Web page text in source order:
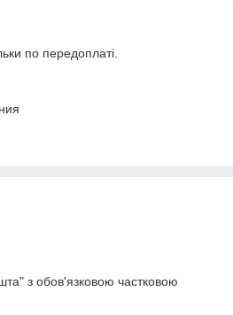
по передоплаті.
з обов'язковою частковою